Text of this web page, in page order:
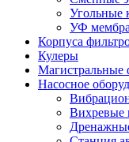
Угольные
УФ
Корпуса
Кулеры
Магистральные
Насосное
Вихревые